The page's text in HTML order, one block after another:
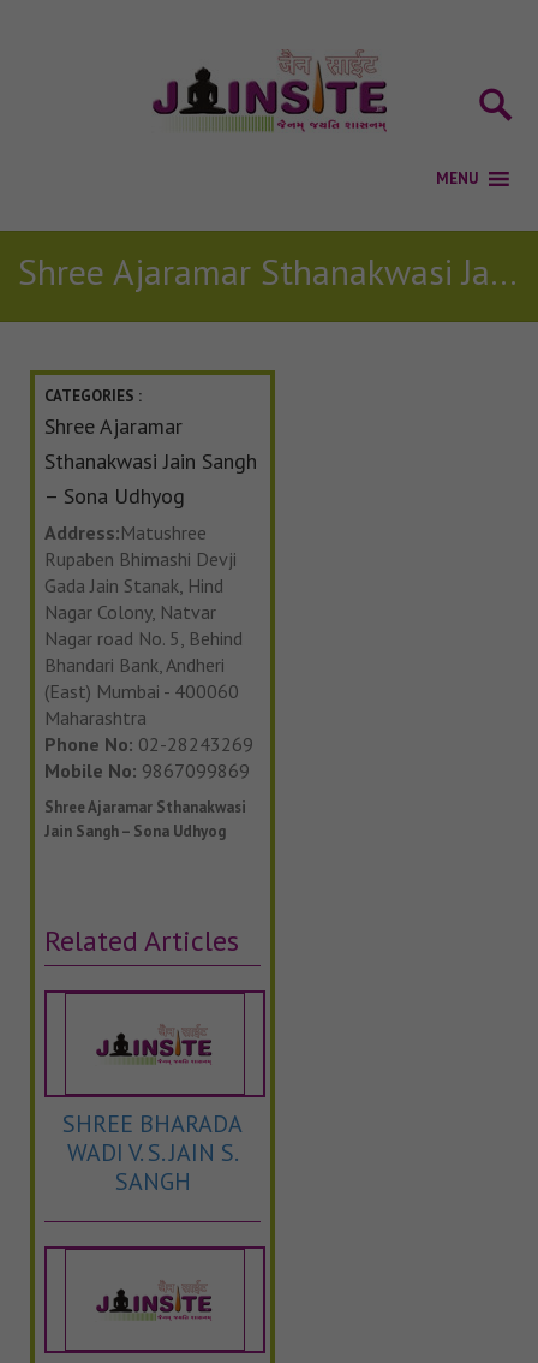
Shree Ajaramar Sthanakwasi Jain Sangh – Sona Udhyog
CATEGORIES :
Shree Ajaramar
Sthanakwasi Jain Sangh
– Sona Udhyog
Address:Matushree
Rupaben Bhimashi Devji
Gada Jain Stanak, Hind
Nagar Colony, Natvar
Nagar road No. 5, Behind
Bhandari Bank, Andheri
(East) Mumbai - 400060
Maharashtra
Phone No: 02-28243269
Mobile No: 9867099869
Shree Ajaramar Sthanakwasi
Jain Sangh – Sona Udhyog
Related Articles
SHREE BHARADA
WADI V. S. JAIN S.
SANGH